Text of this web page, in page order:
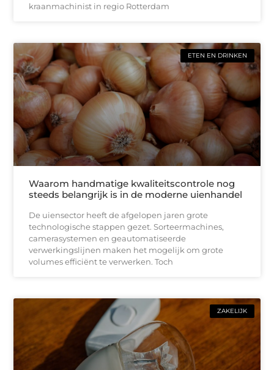
kraanmachinist in regio Rotterdam
ETEN EN DRINKEN
Waarom handmatige kwaliteitscontrole nog
steeds belangrijk is in de moderne uienhandel
De uiensector heeft de afgelopen jaren grote
technologische stappen gezet. Sorteermachines,
camerasystemen en geautomatiseerde
verwerkingslijnen maken het mogelijk om grote
volumes efficiënt te verwerken. Toch
ZAKELIJK